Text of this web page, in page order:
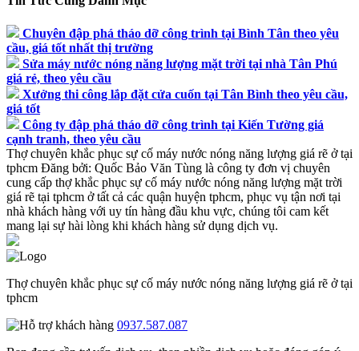
Chuyên đập phá tháo dỡ công trình tại Bình Tân theo yêu
cầu, giá tốt nhất thị trường
Sửa máy nước nóng năng lượng mặt trời tại nhà Tân Phú
giá rẻ, theo yêu cầu
Xưởng thi công lắp đặt cửa cuốn tại Tân Bình theo yêu cầu,
giá tốt
Công ty đập phá tháo dỡ công trình tại Kiến Tường giá
cạnh tranh, theo yêu cầu
Thợ chuyên khắc phục sự cố máy nước nóng năng lượng giá rẽ ở tại
tphcm Đăng bởi: Quốc Bảo Văn Tùng là công ty đơn vị chuyên
cung cấp thợ khắc phục sự cố máy nước nóng năng lượng mặt trời
giá rẽ tại tphcm ở tất cả các quận huyện tphcm, phục vụ tận nơi tại
nhà khách hàng với uy tín hàng đầu khu vực, chúng tôi cam kết
mang lại sự hài lòng khi khách hàng sử dụng dịch vụ.
Thợ chuyên khắc phục sự cố máy nước nóng năng lượng giá rẽ ở tại
tphcm
0937.587.087